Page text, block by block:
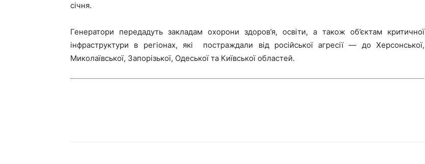
січня.
Генератори передадуть закладам охорони здоров’я, освіти, а також об’єктам критичної
інфраструктури в регіонах, які постраждали від російської агресії — до Херсонської,
Миколаївської, Запорізької, Одеської та Київської областей.